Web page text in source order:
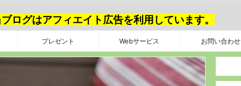
ログはアフィエイト広告を利用しています。
プレゼント Webサービス お問い合わせ